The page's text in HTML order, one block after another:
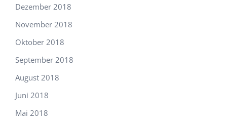
Dezember 2018
November 2018
Oktober 2018
September 2018
August 2018
Juni 2018
Mai 2018